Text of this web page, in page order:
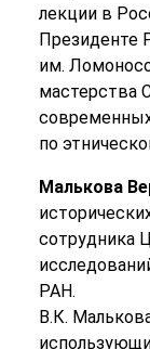
лекции в
Президенте
им.
мастерства
по
Малькова
сотрудника
РАН.
В.К.